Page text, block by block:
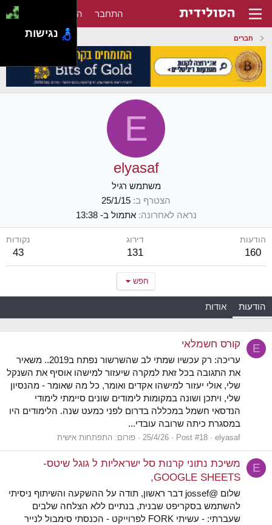
התחבר הירשם
חברים
E
elyasaf
משתמש רגיל
הצטרף ב 25/1/15
נראה לאחרונה אתמול ב- 13:38
הודעות
160
דירוג
131
נקודות
43
חפש
הודעות אודות
E קורס חשמלאי
עריכה: רק עכשיו שמתי לב שהשרשור נפתח ב2019.. משאיר
את התגובה בכל זאת למקרה שיעזור למישהו אוסיף את השנקל
שלי, אולי יעזור למישהו אקדים ואומר, כל מה שאומר - מהנסיון
שלי, ויתכן ושונה במקומות לימודים שונים סיימתי לימודי
הנדסאי חשמל במכללה בדרום לפני כמעט שנה. הלימודים היו
במסגרת כיתה שרובה עובדי...
elyasaf
Post #18
25/4/26 פורום: התפתחות אישית
E
משיכת נתוני קרנות סל ישראליות ל גוגל שיטס-
GOOGLE SHEETS,
שלום @jossef דבר ראשון, תודה על ההשקעה והשיתוף ניסיתי
להשתמש בסקריפט שבנית, בנתיים ללא הצלחה שלבים
שעברתי: - עשיתי FORK לפרוייקט - הכנסתי סימבול לנייר
נגישות